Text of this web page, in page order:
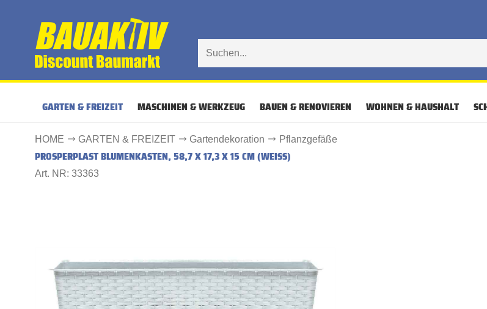
GARTEN & FREIZEIT MASCHINEN & WERKZEUG BAUEN & RENOVIEREN WOHNEN & HAUSHALT
HOME GARTEN & FREIZEIT Gartendekoration Pflanzgefäße
PROSPERPLAST BLUMENKASTEN, 58,7 X 17,3 X 15 CM (WEISS)
Art. NR: 33363